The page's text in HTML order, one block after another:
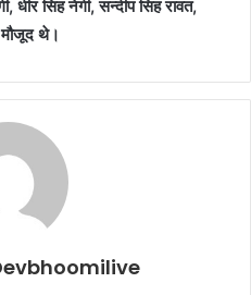
सिह नेगी, सन्दीप सिह रावत,
मौजूद थे।